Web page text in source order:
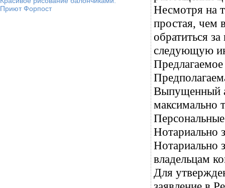
Приют Форпост
Несмотря на
простая, чем
обратиться
следующую
Выпущенный
максимально
Нотариально
Нотариально
владельцам
Для